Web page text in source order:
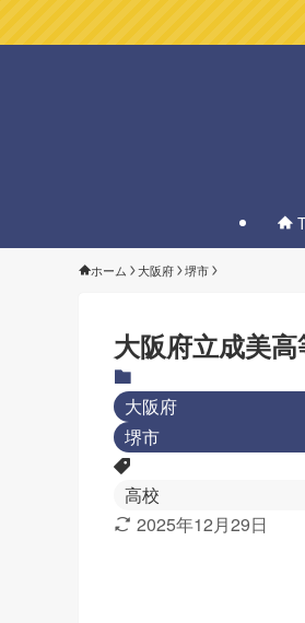
ホーム 大阪府 堺市
大阪府立成美
大阪府
堺市
高校
2025年12月29日